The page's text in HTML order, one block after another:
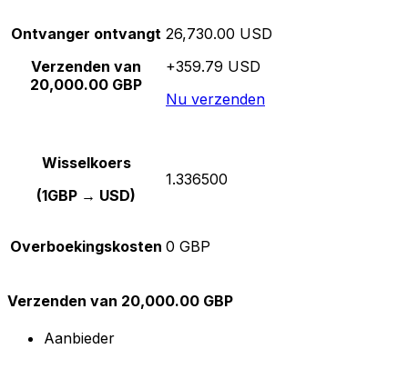
Ontvanger ontvangt
Verzenden van
20,000.00 GBP
26,730.00 USD
+359.79 USD
Nu verzenden
Wisselkoers
(1GBP → USD)
1.336500
Overboekingskosten 0 GBP
Verzenden van 20,000.00 GBP
Aanbieder